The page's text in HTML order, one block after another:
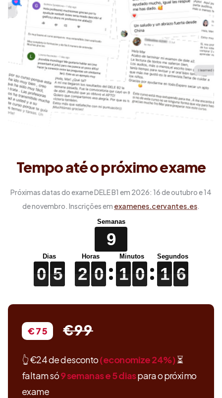
Tempo até o próximo exame
Próximas datas do exame DELE B1 em 2026: 16 de outubro e 14
de novembro. Inscrições em examenes.cervantes.es.
Semanas
9
0
0
0
0 5
5
5
5 2
2
2
2 0
0
0
0 1
1
1
1 0
0
0
0 1
1
1
1 3
4
3
4
€75 €99
👆€24de desconto(economize24%)⏳
faltam só9 semanas e 5 diaspara o próximo
exame